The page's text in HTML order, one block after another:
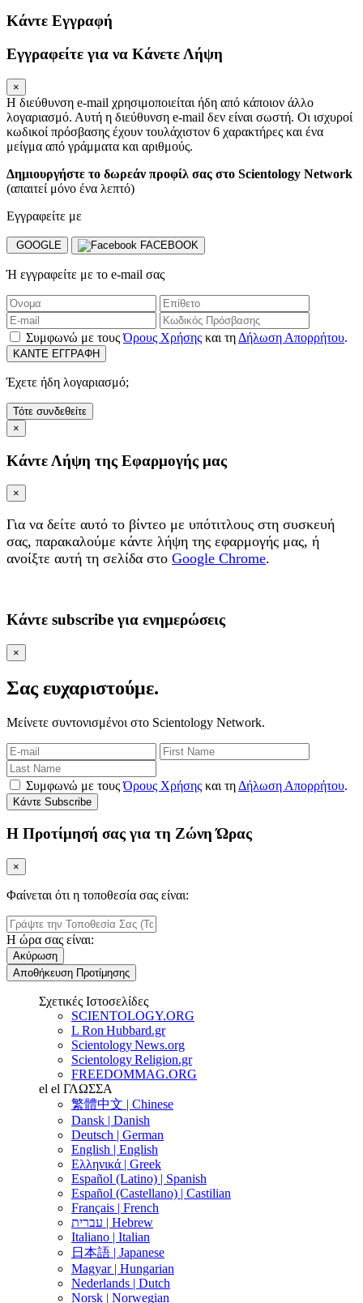
Κάντε Εγγραφή
Εγγραφείτε για να Κάνετε Λήψη
×
Η διεύθυνση e-mail χρησιμοποιείται ήδη από κάποιον άλλο
λογαριασμό. Αυτή η διεύθυνση e-mail δεν είναι σωστή. Οι ισχυροί
κωδικοί πρόσβασης έχουν τουλάχιστον 6 χαρακτήρες και ένα
μείγμα από γράμματα και αριθμούς.
Δημιουργήστε το δωρεάν προφίλ σας στο Scientology Network
(απαιτεί μόνο ένα λεπτό)
Εγγραφείτε με
GOOGLE FACEBOOK
Ή εγγραφείτε με το e-mail σας
Συμφωνώ με τουςΌρους Χρήσης και τη Δήλωση Απορρήτου.
ΚΑΝΤΕ ΕΓΓΡΑΦΗ
Έχετε ήδη λογαριασμό;
Τότε συνδεθείτε
×
Κάντε Λήψη της Εφαρμογής μας
×
Για να δείτε αυτό το βίντεο με υπότιτλους στη συσκευή
σας, παρακαλούμε κάντε λήψη της εφαρμογής μας, ή
ανοίξτε αυτή τη σελίδα στο Google Chrome.
Κάντε subscribe για ενημερώσεις
×
Σας ευχαριστούμε.
Μείνετε συντονισμένοι στο Scientology Network.
Συμφωνώ με τουςΌρους Χρήσης και τη Δήλωση Απορρήτου.
Κάντε Subscribe
Η Προτίμησή σας για τη Ζώνη Ώρας
×
Φαίνεται ότι η τοποθεσία σας είναι:
Η ώρα σας είναι:
Ακύρωση
Αποθήκευση Προτίμησης
Σχετικές Ιστοσελίδες
SCIENTOLOGY.ORG
L Ron Hubbard.gr
Scientology News.org
Scientology Religion.gr
FREEDOMMAG.ORG
el el ΓΛΩΣΣΑ
繁體中文 | Chinese
Dansk | Danish
Deutsch | German
English | English
Ελληνικά | Greek
Español (Latino) | Spanish
Español (Castellano) | Castilian
Français | French
עברית | Hebrew
Italiano | Italian
日本語 | Japanese
Magyar | Hungarian
Nederlands | Dutch
Norsk | Norwegian